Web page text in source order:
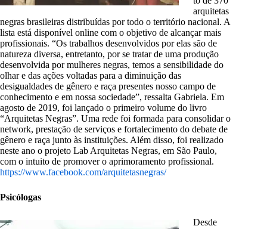
arquitetas
negras brasileiras distribuídas por todo o território nacional. A
lista está disponível online com o objetivo de alcançar mais
profissionais. “Os trabalhos desenvolvidos por elas são de
natureza diversa, entretanto, por se tratar de uma produção
desenvolvida por mulheres negras, temos a sensibilidade do
olhar e das ações voltadas para a diminuição das
desigualdades de gênero e raça presentes nosso campo de
conhecimento e em nossa sociedade”, ressalta Gabriela. Em
agosto de 2019, foi lançado o primeiro volume do livro
“Arquitetas Negras”. Uma rede foi formada para consolidar o
network, prestação de serviços e fortalecimento do debate de
gênero e raça junto às instituições. Além disso, foi realizado
neste ano o projeto Lab Arquitetas Negras, em São Paulo,
com o intuito de promover o aprimoramento profissional.
https://www.facebook.com/arquitetasnegras/
Psicólogas
Desde